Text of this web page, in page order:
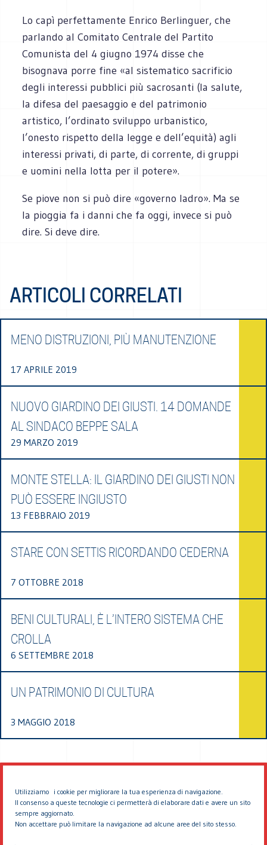
Utilizziamo i cookie per migliorare la tua esperienza di navigazione.
Il consenso a queste tecnologie ci permetterà di elaborare dati e avere un sito
sempre aggiornato.
Non accettare può limitare la navigazione ad alcune aree del sito stesso.
Lo capì perfettamente Enrico Berlinguer, che
parlando al Comitato Centrale del Partito
Comunista del 4 giugno 1974 disse che
bisognava porre fine «al sistematico sacrificio
degli interessi pubblici più sacrosanti (la salute,
la difesa del paesaggio e del patrimonio
artistico, l’ordinato sviluppo urbanistico,
l’onesto rispetto della legge e dell’equità) agli
interessi privati, di parte, di corrente, di gruppi
e uomini nella lotta per il potere».
Se piove non si può dire «governo ladro». Ma se
la pioggia fa i danni che fa oggi, invece si può
dire. Si deve dire.
ARTICOLI CORRELATI
MENO DISTRUZIONI, PIÙ MANUTENZIONE
17 APRILE 2019
NUOVO GIARDINO DEI GIUSTI. 14 DOMANDE
AL SINDACO BEPPE SALA
29 MARZO 2019
MONTE STELLA: IL GIARDINO DEI GIUSTI NON
PUÒ ESSERE INGIUSTO
13 FEBBRAIO 2019
STARE CON SETTIS RICORDANDO CEDERNA
7 OTTOBRE 2018
BENI CULTURALI, È L’INTERO SISTEMA CHE
CROLLA
6 SETTEMBRE 2018
UN PATRIMONIO DI CULTURA
3 MAGGIO 2018